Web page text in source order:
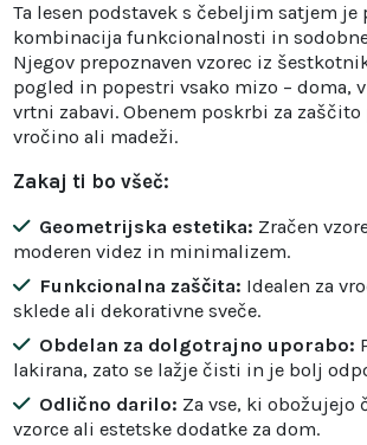
Ta lesen podstavek s čebeljim satjem je
kombinacija funkcionalnosti in
Njegov prepoznaven vzorec iz
pogled in popestri vsako mizo – doma,
vrtni zabavi. Obenem poskrbi za
vročino ali madeži.
Zakaj ti bo všeč:
Geometrijska estetika: Zračen
moderen videz in minimalizem.
Funkcionalna zaščita: Idealen za
sklede ali dekorativne sveče.
Obdelan za dolgotrajno uporabo:
lakirana, zato se lažje čisti in je bolj
Odlično darilo: Za vse, ki obožujejo
vzorce ali estetske dodatke za dom.